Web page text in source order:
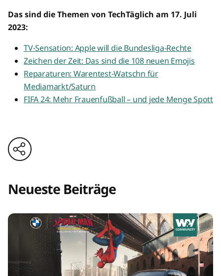
Das sind die Themen von TechTäglich am 17. Juli
2023:
TV-Sensation: Apple will die Bundesliga-Rechte
Zeichen der Zeit: Das sind die 108 neuen Emojis
Reparaturen: Warentest-Watschn für
Mediamarkt/Saturn
FIFA 24: Mehr Frauenfußball – und jede Menge Spott
Neueste Beiträge